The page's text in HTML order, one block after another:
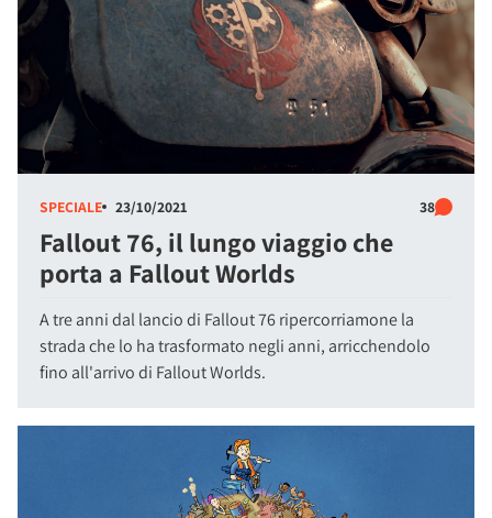
SPECIALE 23/10/2021 38
Fallout 76, il lungo viaggio che
porta a Fallout Worlds
A tre anni dal lancio di Fallout 76 ripercorriamone la
strada che lo ha trasformato negli anni, arricchendolo
fino all'arrivo di Fallout Worlds.